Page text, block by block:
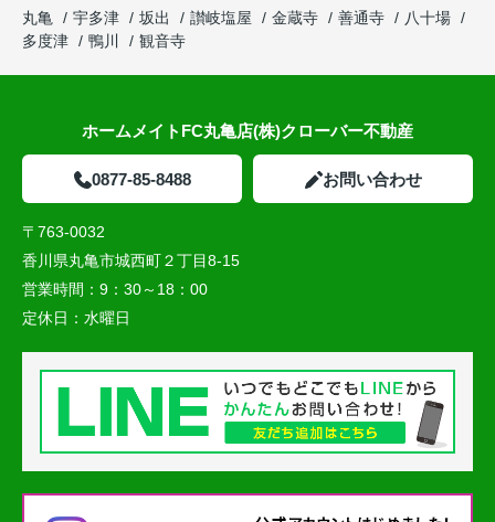
丸亀
宇多津 坂出 讃岐塩屋 金蔵寺 善通寺
八十場
多度津
鴨川 観音寺
ホームメイトFC丸亀店(株)クローバー不動産
0877-85-8488 お問い合わせ
〒763-0032
香川県丸亀市城西町２丁目8-15
営業時間： 9：30～18：00
定休日： 水曜日